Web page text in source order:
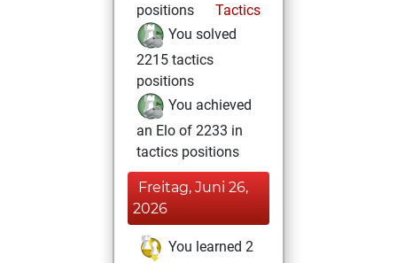
positions
Tactics
You solved
2215 tactics
positions
You achieved
an Elo of 2233 in
tactics positions
Freitag, Juni 26,
2026
You learned 2